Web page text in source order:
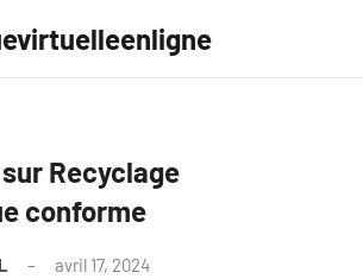
Recyclage
conforme
avril 17, 2024